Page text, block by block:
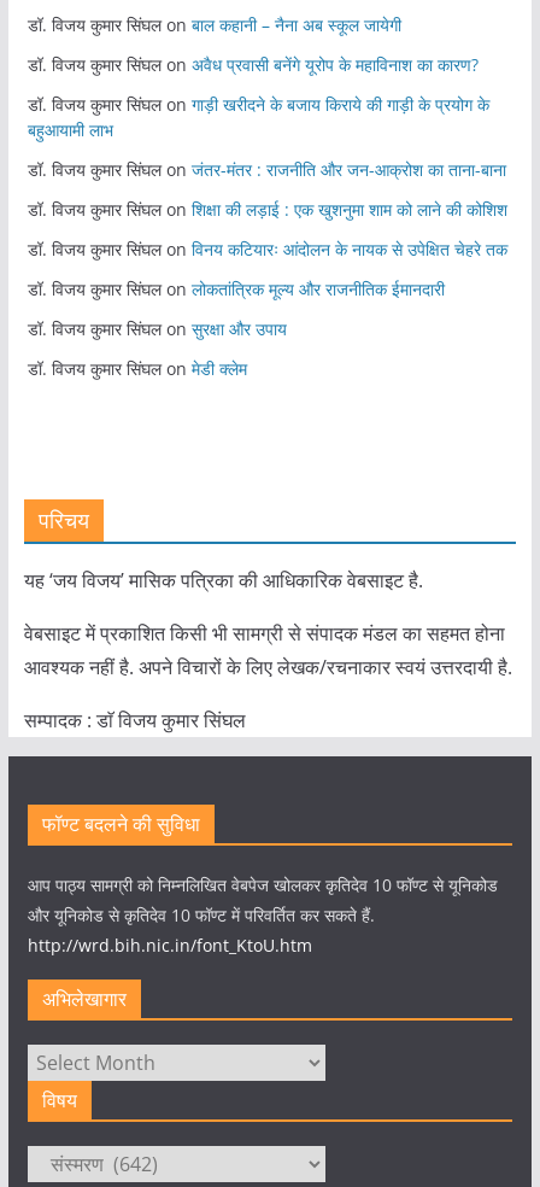
डॉ. विजय कुमार सिंघलon बाल कहानी – नैना अब स्कूल जायेगी
डॉ. विजय कुमार सिंघलon अवैध प्रवासी बनेंगे यूरोप के महाविनाश का कारण?
डॉ. विजय कुमार सिंघलon गाड़ी खरीदने के बजाय किराये की गाड़ी के प्रयोग के
बहुआयामी लाभ
डॉ. विजय कुमार सिंघलon जंतर-मंतर : राजनीति और जन-आक्रोश का ताना-बाना
डॉ. विजय कुमार सिंघलon शिक्षा की लड़ाई : एक खुशनुमा शाम को लाने की कोशिश
डॉ. विजय कुमार सिंघलon विनय कटियारः आंदोलन के नायक से उपेक्षित चेहरे तक
डॉ. विजय कुमार सिंघलon लोकतांत्रिक मूल्य और राजनीतिक ईमानदारी
डॉ. विजय कुमार सिंघलon सुरक्षा और उपाय
डॉ. विजय कुमार सिंघलon मेडी क्लेम
परिचय
यह ‘जय विजय’ मासिक पत्रिका की आधिकारिक वेबसाइट है.
वेबसाइट में प्रकाशित किसी भी सामग्री से संपादक मंडल का सहमत होना
आवश्यक नहीं है. अपने विचारों के लिए लेखक/रचनाकार स्वयं उत्तरदायी है.
सम्पादक : डाॅ विजय कुमार सिंघल
फॉण्ट बदलने की सुविधा
आप पाठ्य सामग्री को निम्नलिखित वेबपेज खोलकर कृतिदेव 10 फॉण्ट से यूनिकोड
और यूनिकोड से कृतिदेव 10 फॉण्ट में परिवर्तित कर सकते हैं.
http://wrd.bih.nic.in/font_KtoU.htm
अभिलेखागार
अभिलेखागार
विषय
विषय